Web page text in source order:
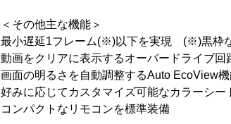
＜その他主な機能＞
最小遅延1フレーム(※)以下を実現 (※)黒枠
動画をクリアに表示するオーバードライブ回
画面の明るさを自動調整するAuto EcoView
好みに応じてカスタマイズ可能なカラーシー
コンパクトなリモコンを標準装備